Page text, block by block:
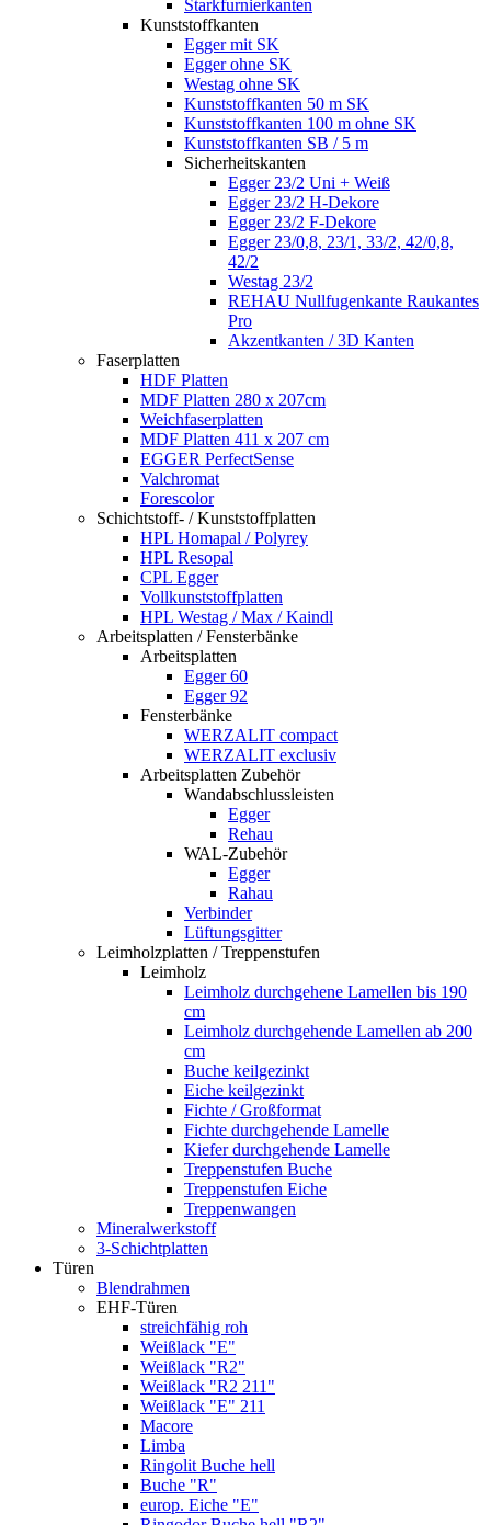
Starkfurnierkanten
Kunststoffkanten
Egger mit SK
Egger ohne SK
Westag ohne SK
Kunststoffkanten 50 m SK
Kunststoffkanten 100 m ohne SK
Kunststoffkanten SB / 5 m
Sicherheitskanten
Egger 23/2 Uni + Weiß
Egger 23/2 H-Dekore
Egger 23/2 F-Dekore
Egger 23/0,8, 23/1, 33/2, 42/0,8,
42/2
Westag 23/2
REHAU Nullfugenkante Raukantes
Pro
Akzentkanten / 3D Kanten
Faserplatten
HDF Platten
MDF Platten 280 x 207cm
Weichfaserplatten
MDF Platten 411 x 207 cm
EGGER PerfectSense
Valchromat
Forescolor
Schichtstoff- / Kunststoffplatten
HPL Homapal / Polyrey
HPL Resopal
CPL Egger
Vollkunststoffplatten
HPL Westag / Max / Kaindl
Arbeitsplatten / Fensterbänke
Arbeitsplatten
Egger 60
Egger 92
Fensterbänke
WERZALIT compact
WERZALIT exclusiv
Arbeitsplatten Zubehör
Wandabschlussleisten
Egger
Rehau
WAL-Zubehör
Egger
Rahau
Verbinder
Lüftungsgitter
Leimholzplatten / Treppenstufen
Leimholz
Leimholz durchgehene Lamellen bis 190
cm
Leimholz durchgehende Lamellen ab 200
cm
Buche keilgezinkt
Eiche keilgezinkt
Fichte / Großformat
Fichte durchgehende Lamelle
Kiefer durchgehende Lamelle
Treppenstufen Buche
Treppenstufen Eiche
Treppenwangen
Mineralwerkstoff
3-Schichtplatten
Türen
Blendrahmen
EHF-Türen
streichfähig roh
Weißlack "E"
Weißlack "R2"
Weißlack "R2 211"
Weißlack "E" 211
Macore
Limba
Ringolit Buche hell
Buche "R"
europ. Eiche "E"